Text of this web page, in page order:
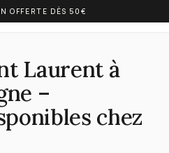
OFFERTE DÈS 50€
BALM
Laurent à
–
chez